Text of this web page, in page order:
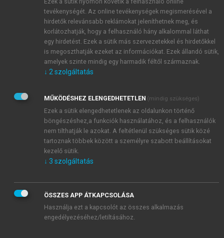
JELSZÓ ÚJRA
Kérek értesítést a MeRSZ újdonságairól, akcióiról.
Kérek értesítést az Akadémiai Kiadó Zrt. újdonságairól,
Adatkezelési tájékoztatóbanfoglaltakat tudomásul
veszem és elfogadom.
Általános vásárlási feltételeket, valamint a szotar.netés a
mersz.huoldalak licencszerződéseiben foglaltakat
tudomásul veszem és elfogadom.
KIPRÓBÁLOM
tevékenységét. Az online tevékenységek megismerésével a
hirdetők relevánsabb reklámokat jeleníthetnek meg, és
korlátozhatják, hogy a felhasználó hány alkalommal láthat
egy hirdetést. Ezek a sütik más szervezetekkel és hirdetőkkel
is megoszthatják ezeket az információkat. Ezek állandó sütik,
amelyek szinte mindig egy harmadik féltől származnak.
↓ 2 szolgáltatás
MŰKÖDÉSHEZ ELENGEDHETETLEN (mindig szükséges)
Ezek a sütik elengedhetetlenek az oldalunkon történő
böngészéshez,a funkciók használatához, és a felhasználók
nem tilthatják le azokat. A feltétlenül szükséges sütik közé
tartoznak többek között a személyre szabott beállításokat
kezelő sütik.
↓ 3 szolgáltatás
ÖSSZES APP ÁTKAPCSOLÁSA
Használja ezt a kapcsolót az összes alkalmazás
engedélyezéséhez/letiltásához.